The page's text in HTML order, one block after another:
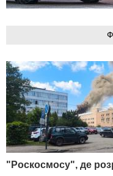
"Роскосмосу", де